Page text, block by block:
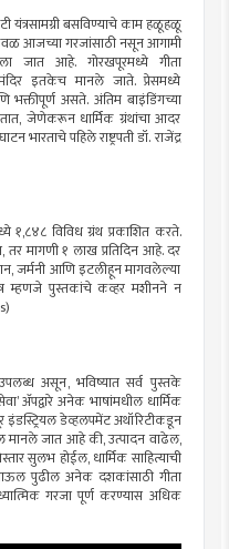
यंत्रसामग्री बसविण्याचे काम हळूहळू
केवळ आजच्या गरजांसाठी नसून आगामी
जात आहे. गोरखपूरमध्ये गीता
इतकेच मानले जाते. प्रेसमध्ये
भक्तीपूर्ण असते. अंतिम बाइंडिंगच्या
जेणेकरून धार्मिक ग्रंथांचा आदर
भारताचे पहिले राष्ट्रपती डॉ. राजेंद्र
१,८४८ विविध ग्रंथ प्रकाशित करते.
मागणी १ लाख प्रतिदिन आहे. दर
जर्मनी आणि इटलीहून मागवलेल्या
म्हणजे पुस्तकांचे कव्हर मशीनने न
असून, भविष्यात सर्व पुस्तके
अ‍ॅपद्वारे अनेक भाषांमधील धार्मिक
डेव्हलपमेंट अथॉरिटीकडून
मानले जात आहे की, उत्पादन वाढेल,
सुलभ होईल, धार्मिक साहित्याची
पुढील अनेक दशकांसाठी गीता
गरजा पूर्ण करण्यास अधिक